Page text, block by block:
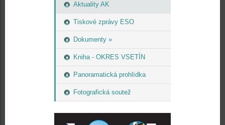
Aktuality AK
Tiskové zprávy ESO
Dokumenty »
Kniha - OKRES VSETÍN
Panoramatická prohlídka
Fotografická soutež